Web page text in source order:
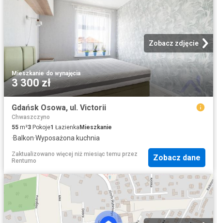
Zobacz zdjęcie
Mieszkanie·do wynajęcia
3 300 zł
Gdańsk Osowa, ul. Victorii
Chwaszczyno
55 m²3 Pokoje1 ŁazienkaMieszkanie
·Balkon·Wyposażona kuchnia
Zaktualizowano więcej niż miesiąc temu przez
Rentumo
Zobacz dane